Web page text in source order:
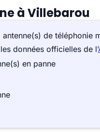
à Villebarou
antenne(s) de téléphonie
données officielles de l’
en panne